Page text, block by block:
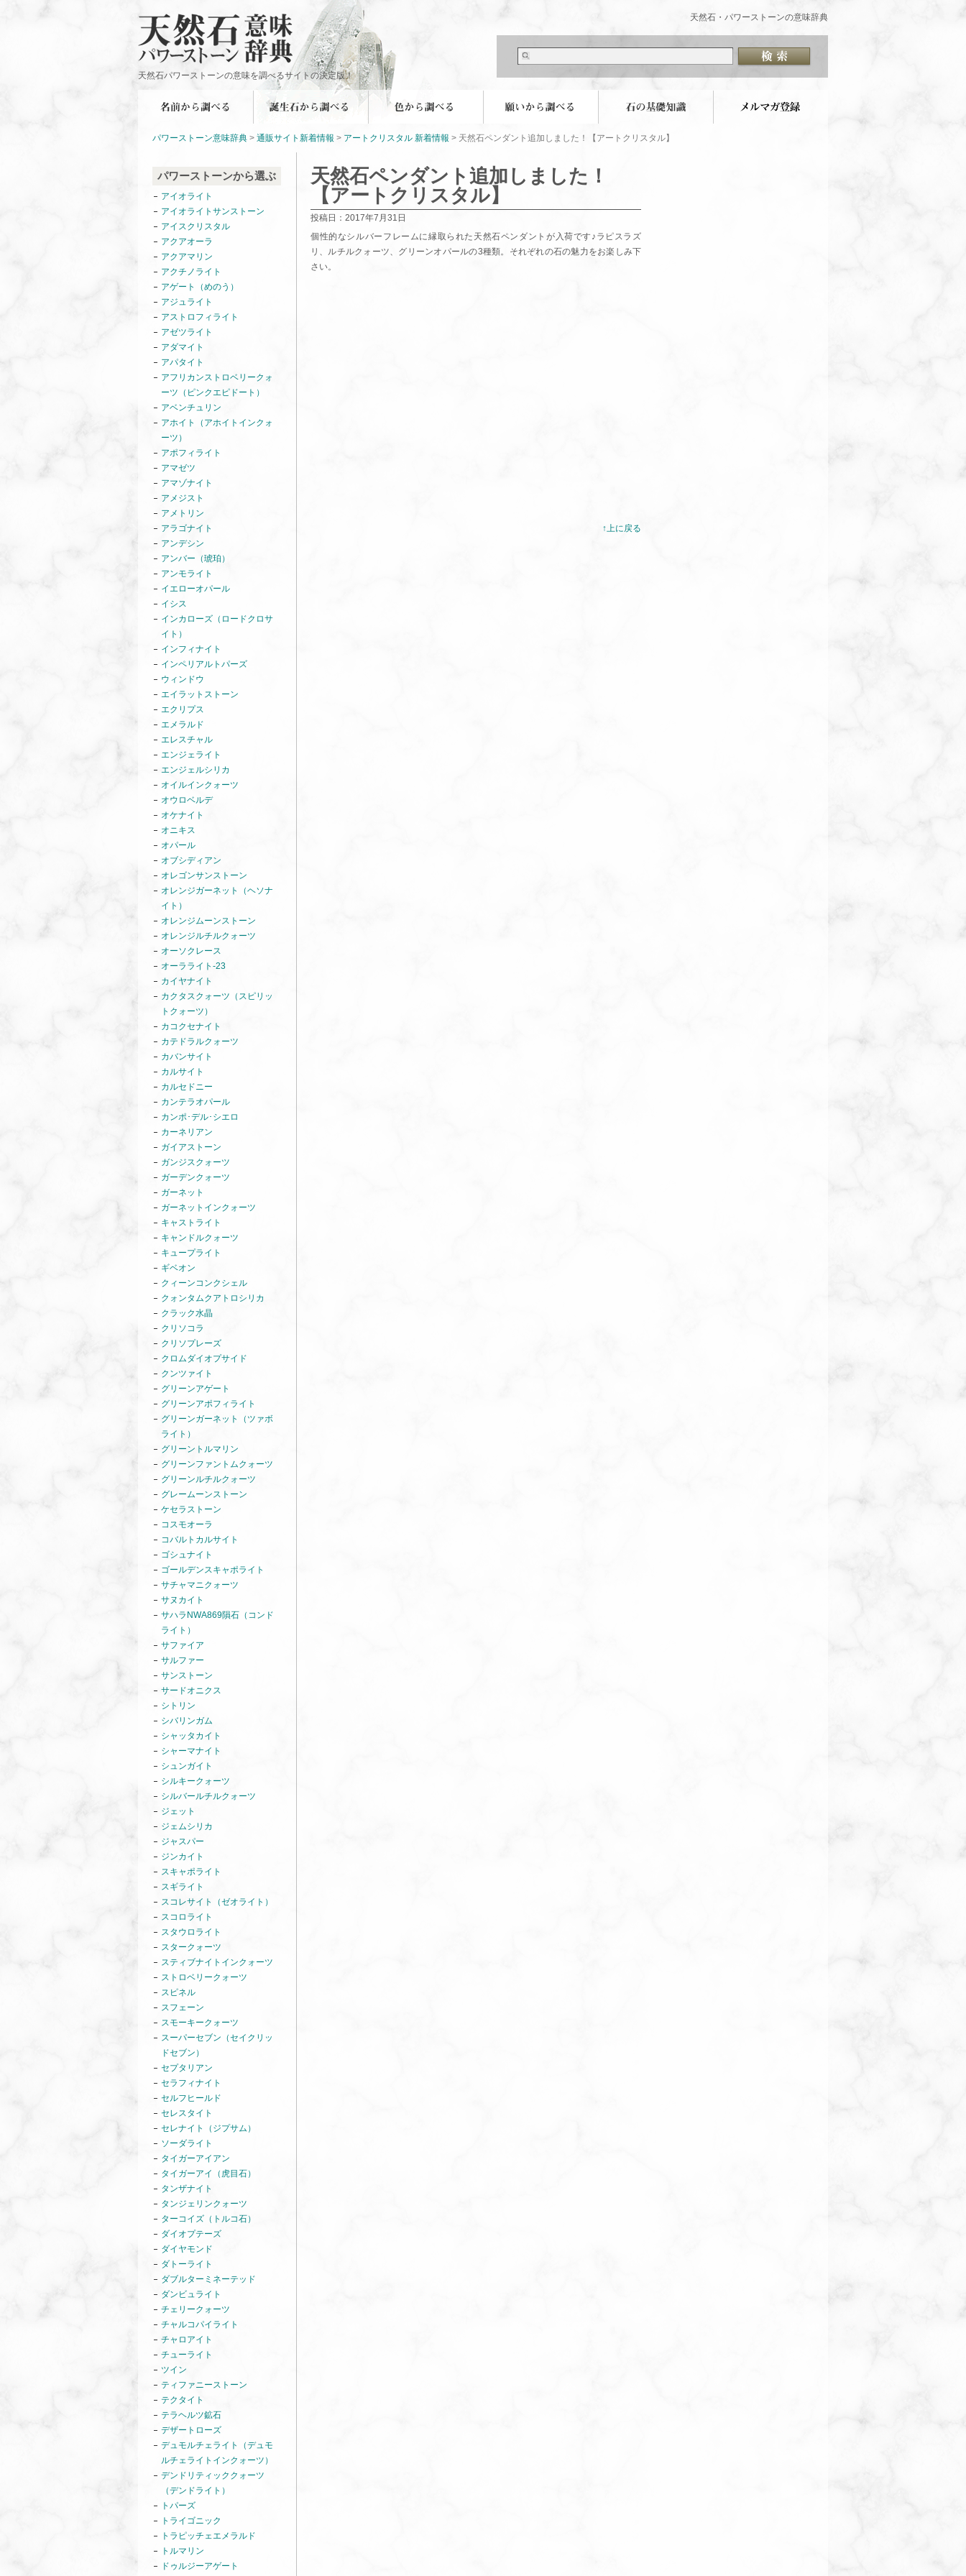
天然石・パワーストーンの意味辞典
天然石パワーストーンの意味を調べるサイトの決定版！
パワーストーン意味辞典 > 通販サイト新着情報 > アートクリスタル 新着情報 > 天然石ペンダント追加しました！【アートクリスタル】
天然石ペンダント追加しました！
【アートクリスタル】
投稿日：2017年7月31日
個性的なシルバーフレームに縁取られた天然石ペンダントが入荷です♪ラピスラズ
リ、ルチルクォーツ、グリーンオパールの3種類。それぞれの石の魅力をお楽しみ下
さい。
↑上に戻る
パワーストーンから選ぶ
アイオライト
アイオライトサンストーン
アイスクリスタル
アクアオーラ
アクアマリン
アクチノライト
アゲート（めのう）
アジュライト
アストロフィライト
アゼツライト
アダマイト
アパタイト
アフリカンストロベリークォ
ーツ（ピンクエピドート）
アベンチュリン
アホイト（アホイトインクォ
ーツ）
アポフィライト
アマゼツ
アマゾナイト
アメジスト
アメトリン
アラゴナイト
アンデシン
アンバー（琥珀）
アンモライト
イエローオパール
イシス
インカローズ（ロードクロサ
イト）
インフィナイト
インペリアルトパーズ
ウィンドウ
エイラットストーン
エクリプス
エメラルド
エレスチャル
エンジェライト
エンジェルシリカ
オイルインクォーツ
オウロベルデ
オケナイト
オニキス
オパール
オブシディアン
オレゴンサンストーン
オレンジガーネット（ヘソナ
イト）
オレンジムーンストーン
オレンジルチルクォーツ
オーソクレース
オーラライト-23
カイヤナイト
カクタスクォーツ（スピリッ
トクォーツ）
カコクセナイト
カテドラルクォーツ
カバンサイト
カルサイト
カルセドニー
カンテラオパール
カンポ･デル･シエロ
カーネリアン
ガイアストーン
ガンジスクォーツ
ガーデンクォーツ
ガーネット
ガーネットインクォーツ
キャストライト
キャンドルクォーツ
キュープライト
ギベオン
クィーンコンクシェル
クォンタムクアトロシリカ
クラック水晶
クリソコラ
クリソプレーズ
クロムダイオプサイド
クンツァイト
グリーンアゲート
グリーンアポフィライト
グリーンガーネット（ツァボ
ライト）
グリーントルマリン
グリーンファントムクォーツ
グリーンルチルクォーツ
グレームーンストーン
ケセラストーン
コスモオーラ
コバルトカルサイト
ゴシュナイト
ゴールデンスキャポライト
サチャマニクォーツ
サヌカイト
サハラNWA869隕石（コンド
ライト）
サファイア
サルファー
サンストーン
サードオニクス
シトリン
シバリンガム
シャッタカイト
シャーマナイト
シュンガイト
シルキークォーツ
シルバールチルクォーツ
ジェット
ジェムシリカ
ジャスパー
ジンカイト
スキャポライト
スギライト
スコレサイト（ゼオライト）
スコロライト
スタウロライト
スタークォーツ
スティブナイトインクォーツ
ストロベリークォーツ
スピネル
スフェーン
スモーキークォーツ
スーパーセブン（セイクリッ
ドセブン）
セプタリアン
セラフィナイト
セルフヒールド
セレスタイト
セレナイト（ジプサム）
ソーダライト
タイガーアイアン
タイガーアイ（虎目石）
タンザナイト
タンジェリンクォーツ
ターコイズ（トルコ石）
ダイオプテーズ
ダイヤモンド
ダトーライト
ダブルターミネーテッド
ダンビュライト
チェリークォーツ
チャルコパイライト
チャロアイト
チューライト
ツイン
ティファニーストーン
テクタイト
テラヘルツ鉱石
デザートローズ
デュモルチェライト（デュモ
ルチェライトインクォーツ）
デンドリティッククォーツ
（デンドライト）
トパーズ
トライゴニック
トラピッチェエメラルド
トルマリン
ドゥルジーアゲート